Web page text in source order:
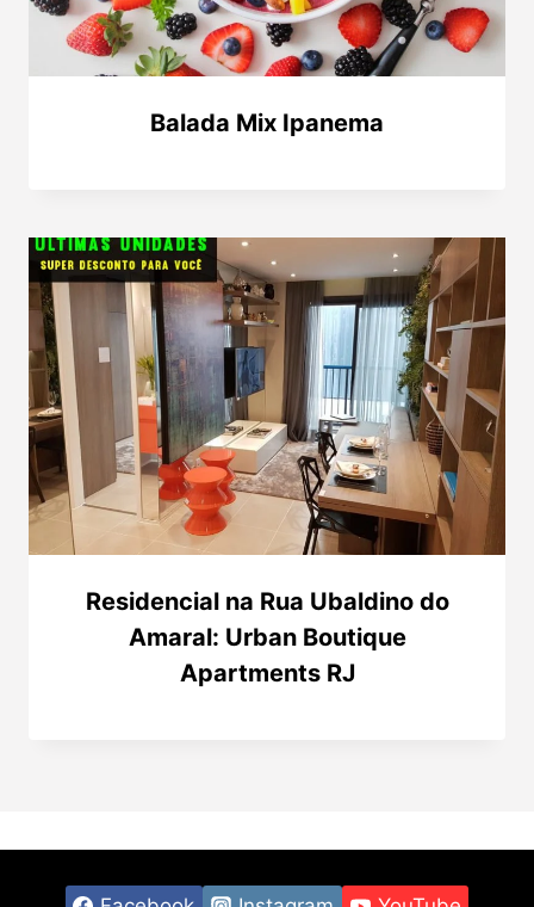
Balada Mix Ipanema
Residencial na Rua Ubaldino do
Amaral: Urban Boutique
Apartments RJ